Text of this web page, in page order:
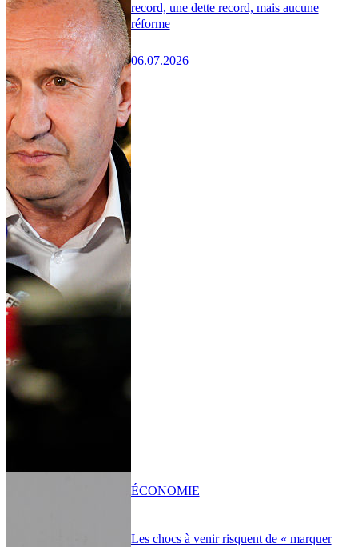
record, une dette record, mais aucune
réforme
06.07.2026
Les chocs à venir risquent de « marquer
ÉCONOMIE